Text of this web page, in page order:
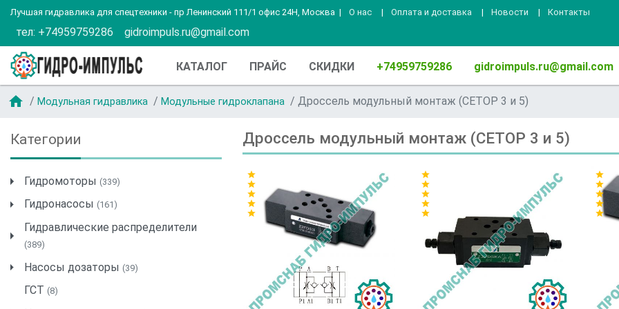
Лучшая гидравлика для спецтехники - пр Ленинский 111/1 офис 24Н, Москва | О нас | Оплата и доставка | Новости | Контакты
тел: +74959759286 gidroimpuls.ru@gmail.com
КАТАЛОГ ПРАЙС СКИДКИ +74959759286 gidroimpuls.ru@gmail.com
home Модульная гидравлика Модульные гидроклапана Дроссель модульный монтаж (СЕТОР 3 и 5)
Категории
Гидромоторы (339)
Гидронасосы (161)
Гидравлические распределители
(389)
Насосы дозаторы (39)
ГСТ (8)
Дроссель модульный монтаж (СЕТОР 3 и 5)
star
star
star
star
star
star
star
star
star
star
star
star
star
star
star